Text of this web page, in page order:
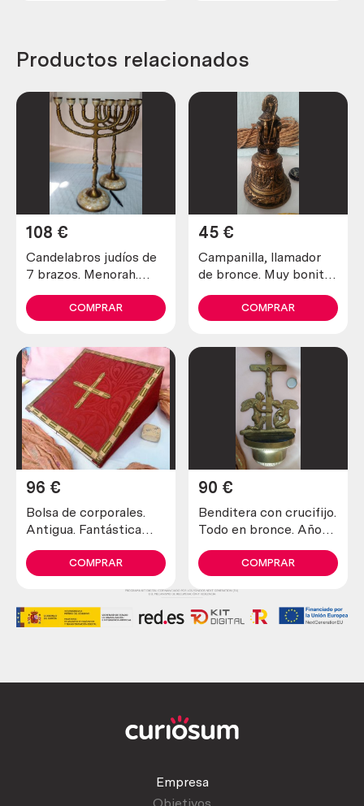
Productos relacionados
Candelabros judíos de
7 brazos. Menorah.
108 €
COMPRAR
Campanilla, llamador
de bronce. Muy bonita
knocker
45 €
COMPRAR
Bolsa de corporales.
Antigua. Fantástica
96 €
COMPRAR
Benditera con crucifijo.
Todo en bronce. Años
pieza.
90 €
COMPRAR
Empresa